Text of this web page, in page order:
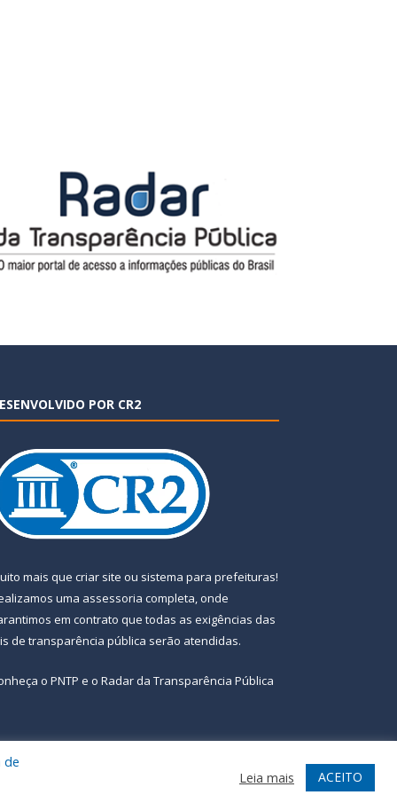
POR CR2
mais que criar site ou sistema para prefeituras!
uma assessoria completa, onde
em contrato que todas as exigências das
de transparência pública serão atendidas.
o PNTP e o Radar da Transparência Pública
Acessar Webmail
de
Leia mais ACEITO